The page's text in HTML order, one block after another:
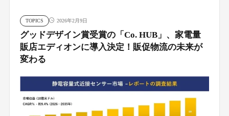
TOPICS 2026年2月9日
グッドデザイン賞受賞の「Co. HUB」、家電量
販店エディオンに導入決定！販促物流の未来が
変わる